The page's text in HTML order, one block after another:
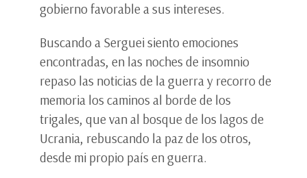
gobierno favorable a sus intereses.
Buscando a Serguei siento emociones
encontradas, en las noches de insomnio
repaso las noticias de la guerra y recorro de
memoria los caminos al borde de los
trigales, que van al bosque de los lagos de
Ucrania, rebuscando la paz de los otros,
desde mi propio país en guerra.